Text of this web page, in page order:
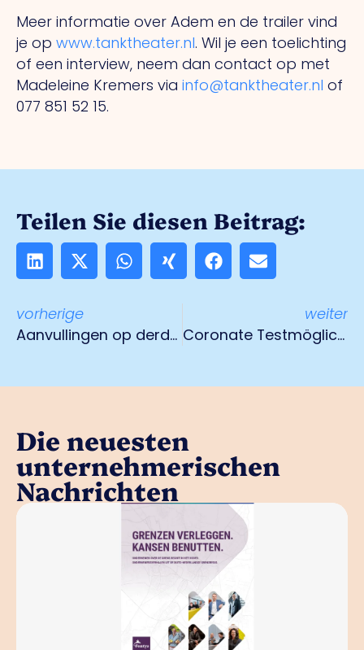
Meer informatie over Adem en de trailer vind
je op www.tanktheater.nl. Wil je een toelichting
of een interview, neem dan contact op met
Madeleine Kremers via info@tanktheater.nl of
077 851 52 15.
Teilen Sie diesen Beitrag:
vorherige
Aanvullingen op derde steunpakket corona
weiter
Coronate Testmöglichkeiten
Die neuesten
unternehmerischen
Nachrichten